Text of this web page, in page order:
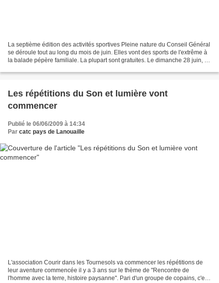
La septième édition des activités sportives Pleine nature du Conseil Général
se déroule tout au long du mois de juin. Elles vont des sports de l'extrême à
la balade pépère familiale. La plupart sont gratuites. Le dimanche 28 juin, le
Les répétitions du Son et lumière vont
commencer
Publié le 06/06/2009 à 14:34
Par catc pays de Lanouaille
L'association Courir dans les Tournesols va commencer les répétitions de
leur aventure commencée il y a 3 ans sur le thème de "Rencontre de
l'homme avec la terre, histoire paysanne". Pari d'un groupe de copains, c'est